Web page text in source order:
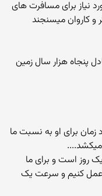
نیاز برای مسافرت های
و کاروان میسنجند
پنجاه هزار سال زمین
برای او به نسبت ما
روز است و برای ما
عمل کنیم و سرعت یک